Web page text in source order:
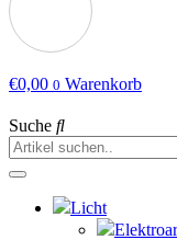
€0,00 0 Warenkorb
Suche
Licht